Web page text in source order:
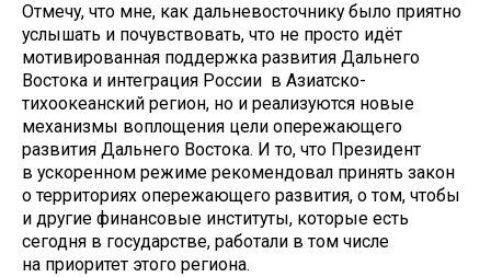
Отмечу, что мне, как дальневосточнику было приятно
услышать и почувствовать, что не просто идёт
мотивированная поддержка развития Дальнего
Востока и интеграция России в Азиатско-
тихоокеанский регион, но и реализуются новые
механизмы воплощения цели опережающего
развития Дальнего Востока. И то, что Президент
в ускоренном режиме рекомендовал принять закон
о территориях опережающего развития, о том, чтобы
и другие финансовые институты, которые есть
сегодня в государстве, работали в том числе
на приоритет этого региона.